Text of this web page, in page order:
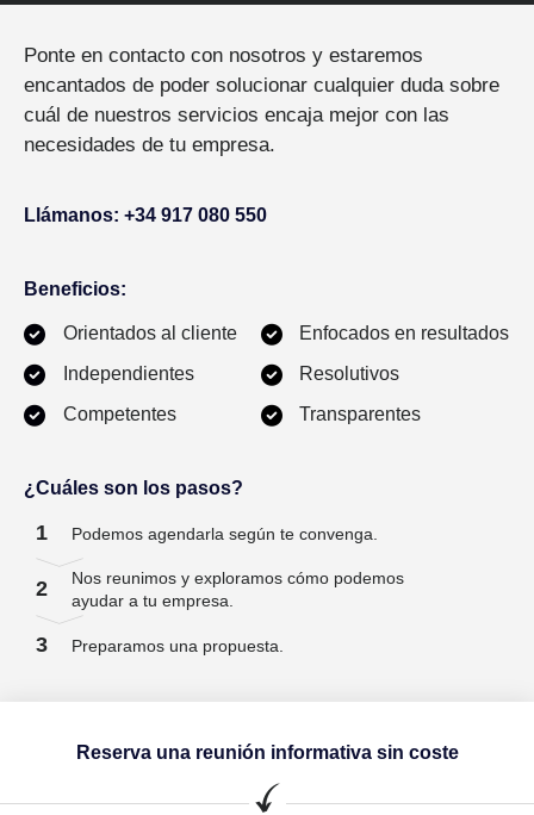
Ponte en contacto con nosotros y estaremos
encantados de poder solucionar cualquier duda sobre
cuál de nuestros servicios encaja mejor con las
necesidades de tu empresa.
Llámanos: +34 917 080 550
Beneficios:
Orientados al cliente
Independientes
Competentes
Enfocados en resultados
Resolutivos
Transparentes
¿Cuáles son los pasos?
1 Podemos agendarla según te convenga.
2
Nos reunimos y exploramos cómo podemos
ayudar a tu empresa.
3 Preparamos una propuesta.
Reserva una reunión informativa sin coste